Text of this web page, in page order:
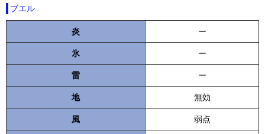
ブエル
炎 ー
氷 ー
雷 ー
地 無効
風 弱点